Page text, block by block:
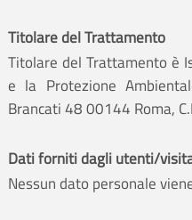
Titolare del Trattamento
Titolare del Trattamento è
e la Protezione
Brancati 48 00144 Roma,
Dati forniti dagli utenti/
Nessun dato personale